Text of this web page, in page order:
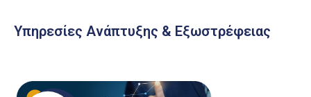
Υπηρεσίες Ανάπτυξης & Εξωστρέφειας